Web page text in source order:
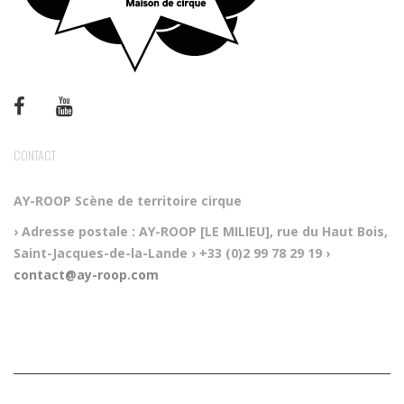
CONTACT
AY-ROOP Scène de territoire cirque
› Adresse postale : AY-ROOP [LE MILIEU], rue du Haut Bois,
Saint-Jacques-de-la-Lande › +33 (0)2 99 78 29 19 ›
contact@ay-roop.com